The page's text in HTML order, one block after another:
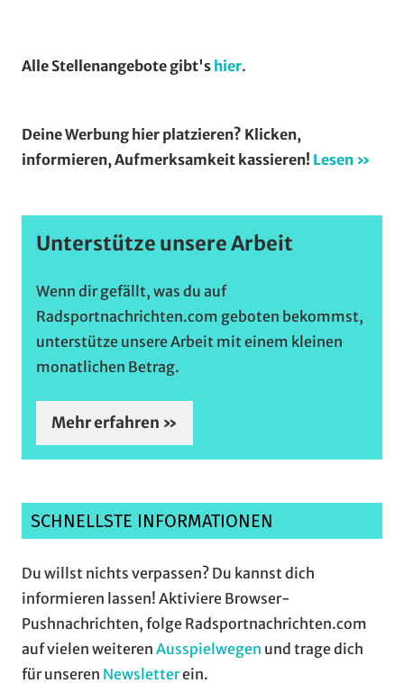
Alle Stellenangebote gibt's hier.
Deine Werbung hier platzieren? Klicken,
informieren, Aufmerksamkeit kassieren! Lesen »
Unterstütze unsere Arbeit
Wenn dir gefällt, was du auf
Radsportnachrichten.com geboten bekommst,
unterstütze unsere Arbeit mit einem kleinen
monatlichen Betrag.
Mehr erfahren »
SCHNELLSTE INFORMATIONEN
Du willst nichts verpassen? Du kannst dich
informieren lassen! Aktiviere Browser-
Pushnachrichten, folge Radsportnachrichten.com
auf vielen weiteren Ausspielwegen und trage dich
für unseren Newsletterein.